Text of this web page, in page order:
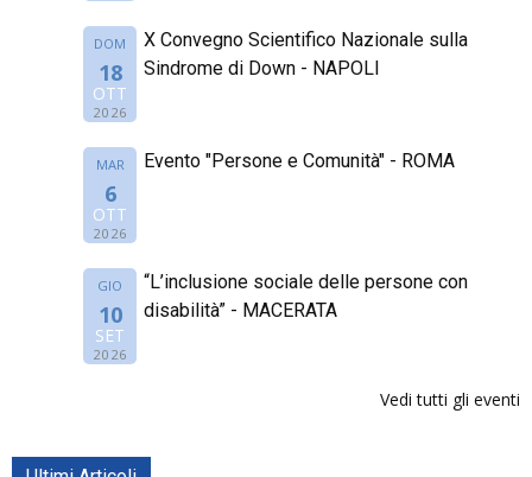
DOM
18
OTT
2026
X Convegno Scientifico Nazionale sulla
Sindrome di Down - NAPOLI
MAR
6
OTT
2026
Evento "Persone e Comunità" - ROMA
GIO
10
SET
2026
“L’inclusione sociale delle persone con
disabilità” - MACERATA
Vedi tutti gli eventi